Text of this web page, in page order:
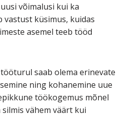
võimalusi kui ka
vastust küsimus, kuidas
asemel teeb tööd
saab olema erinevate
ning kohanemine uue
töökogemus mõnel
vähem väärt kui